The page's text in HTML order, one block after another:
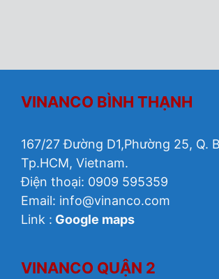
VINANCO BÌNH THẠNH
167/27 Đường D1,Phường 25, Q.
Tp.HCM, Vietnam.
Điện thoại: 0909 595359
Email: info@vinanco.com
Link : Google maps
VINANCO QUẬN 2